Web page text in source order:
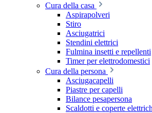
Cura della casa
Aspirapolveri
Stiro
Asciugatrici
Stendini elettrici
Fulmina insetti e repellenti
Timer per elettrodomestici
Cura della persona
Asciugacapelli
Piastre per capelli
Bilance pesapersona
Scaldotti e coperte